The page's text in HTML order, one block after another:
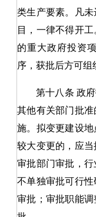
类生产要素。凡
目，一律不得开
的重大政府投资
序，获批后方可组
第十八条 政
其他有关部门批
施。拟变更建设
较大变更的 ， 应
审批部门审批 ， 行
不单独审批可行性
审批 ； 审批职能调